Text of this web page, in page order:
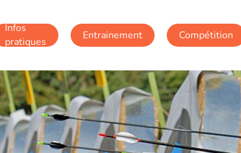
Infos
pratiques
Entrainement Compétition